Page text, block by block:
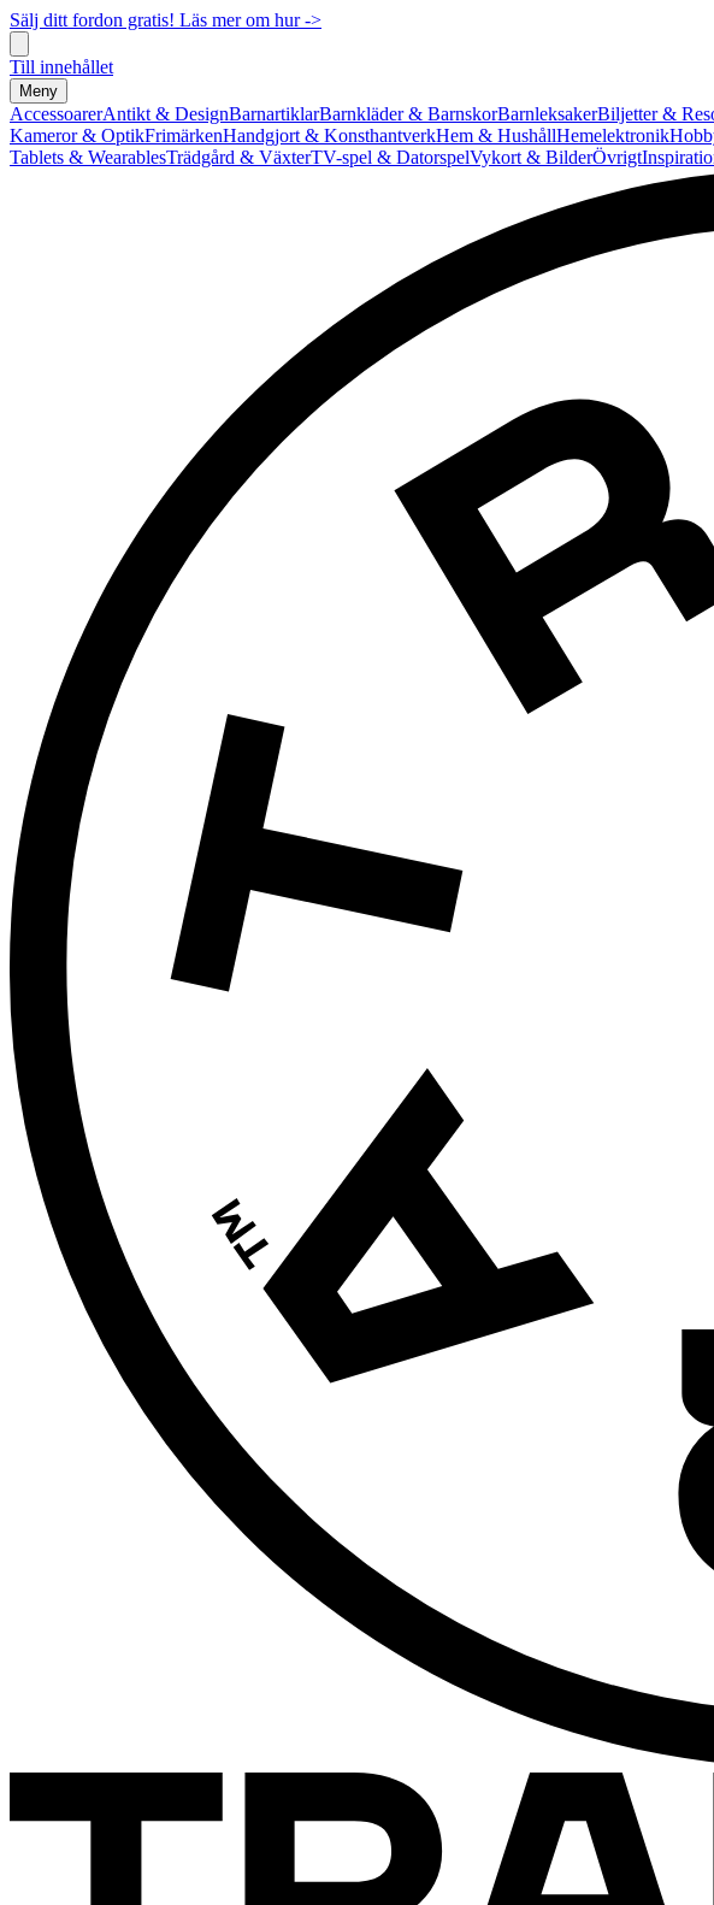
Sälj ditt fordon gratis! Läs mer om hur ->
Till innehållet
Meny
AccessoarerAntikt & DesignBarnartiklarBarnkläder & BarnskorBarnleksakerBiljetter &
Kameror & OptikFrimärkenHandgjort & KonsthantverkHem & HushållHemelektronik
Tablets & WearablesTrädgård & VäxterTV-spel & DatorspelVykort & BilderÖvrigt